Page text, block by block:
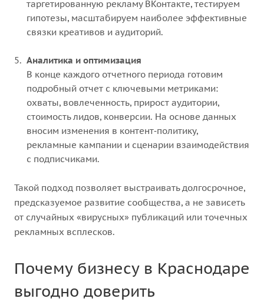
таргетированную рекламу ВКонтакте, тестируем
гипотезы, масштабируем наиболее эффективные
связки креативов и аудиторий.
Аналитика и оптимизация
В конце каждого отчетного периода готовим
подробный отчет с ключевыми метриками:
охваты, вовлеченность, прирост аудитории,
стоимость лидов, конверсии. На основе данных
вносим изменения в контент‑политику,
рекламные кампании и сценарии взаимодействия
с подписчиками.
Такой подход позволяет выстраивать долгосрочное,
предсказуемое развитие сообщества, а не зависеть
от случайных «вирусных» публикаций или точечных
рекламных всплесков.
Почему бизнесу в Краснодаре
выгодно доверить